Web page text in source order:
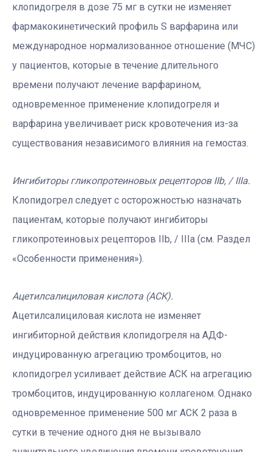
клопидогреля в дозе 75 мг в сутки не изменяет
фармакокинетический профиль S варфарина или
международное нормализованное отношение (МЧС)
у пациентов, которые в течение длительного
времени получают лечение варфарином,
одновременное применение клопидогреля и
варфарина увеличивает риск кровотечения из-за
существования независимого влияния на гемостаз.
Ингибиторы гликопротеиновых рецепторов IIb, / IIIа.
Клопидогрел следует с осторожностью назначать
пациентам, которые получают ингибиторы
гликопротеиновых рецепторов IIb, / IIIа (см. Раздел
«Особенности применения»).
Ацетилсалициловая кислота (АСК).
Ацетилсалициловая кислота не изменяет
ингибиторной действия клопидогреля на АДФ-
индуцированную агрегацию тромбоцитов, но
клопидогрел усиливает действие АСК на агрегацию
тромбоцитов, индуцированную коллагеном. Однако
одновременное применение 500 мг АСК 2 раза в
сутки в течение одного дня не вызывало